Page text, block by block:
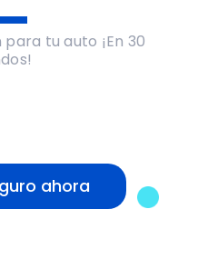
tu auto ¡En 30
ahora